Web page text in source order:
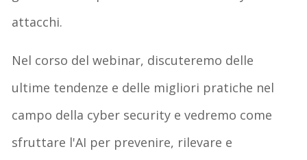
attacchi.
Nel corso del webinar, discuteremo delle
ultime tendenze e delle migliori pratiche nel
campo della cyber security e vedremo come
sfruttare l'AI per prevenire, rilevare e